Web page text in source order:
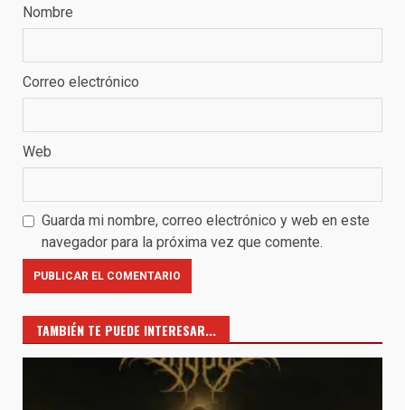
Nombre
Correo electrónico
Web
Guarda mi nombre, correo electrónico y web en este
navegador para la próxima vez que comente.
TAMBIÉN TE PUEDE INTERESAR...